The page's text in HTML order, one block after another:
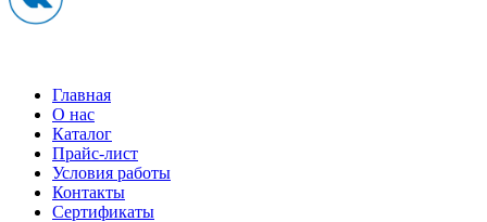
Главная
О нас
Каталог
Прайс-лист
Условия работы
Контакты
Сертификаты